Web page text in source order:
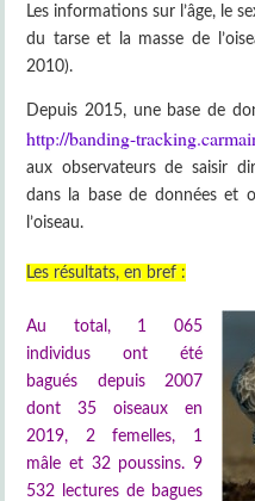
Les informations sur l’âge, le
du tarse et la masse de
2010).
Depuis 2015, une base de
http://banding-
aux observateurs de saisir
dans la base de données et
l’oiseau.
Les résultats, en bref :
Au total, 1 065
individus ont été
bagués depuis 2007
dont 35 oiseaux en
2019, 2 femelles, 1
mâle et 32 poussins. 9
532 lectures de bagues